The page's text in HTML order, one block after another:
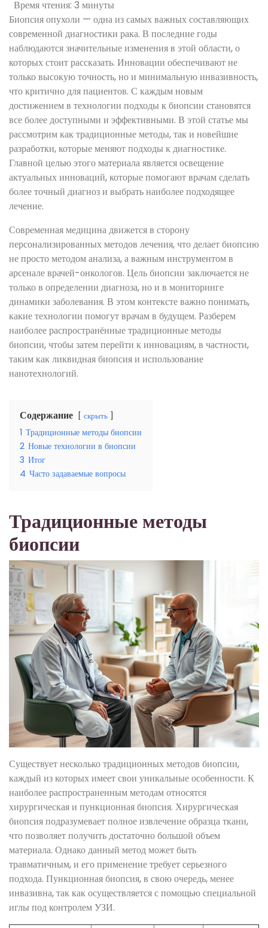
Время чтения: 3 минуты
Биопсия опухоли — одна из самых важных составляющих
современной диагностики рака. В последние годы
наблюдаются значительные изменения в этой области, о
которых стоит рассказать. Инновации обеспечивают не
только высокую точность, но и минимальную инвазивность,
что критично для пациентов. С каждым новым
достижением в технологии подходы к биопсии становятся
все более доступными и эффективными. В этой статье мы
рассмотрим как традиционные методы, так и новейшие
разработки, которые меняют подходы к диагностике.
Главной целью этого материала является освещение
актуальных инноваций, которые помогают врачам сделать
более точный диагноз и выбрать наиболее подходящее
лечение.
Современная медицина движется в сторону
персонализированных методов лечения, что делает биопсию
не просто методом анализа, а важным инструментом в
арсенале врачей-онкологов. Цель биопсии заключается не
только в определении диагноза, но и в мониторинге
динамики заболевания. В этом контексте важно понимать,
какие технологии помогут врачам в будущем. Разберем
наиболее распространённые традиционные методы
биопсии, чтобы затем перейти к инновациям, в частности,
таким как ликвидная биопсия и использование
нанотехнологий.
Содержание скрыть
1 Традиционные методы биопсии
2 Новые технологии в биопсии
3 Итог
4 Часто задаваемые вопросы
Традиционные методы
биопсии
Существует несколько традиционных методов биопсии,
каждый из которых имеет свои уникальные особенности. К
наиболее распространенным методам относятся
хирургическая и пункционная биопсия. Хирургическая
биопсия подразумевает полное извлечение образца ткани,
что позволяет получить достаточно большой объем
материала. Однако данный метод может быть
травматичным, и его применение требует серьезного
подхода. Пункционная биопсия, в свою очередь, менее
инвазивна, так как осуществляется с помощью специальной
иглы под контролем УЗИ.